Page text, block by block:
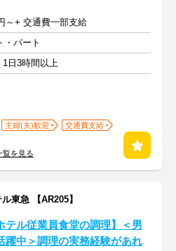
～+ 交通費一部支給
・パート
1日3時間以上
主婦(夫)歓迎
交通費支給
覧を見る
東急 【AR205】
テル従業員食堂の調理】＜男
躍中＞調理の実務経験があれ